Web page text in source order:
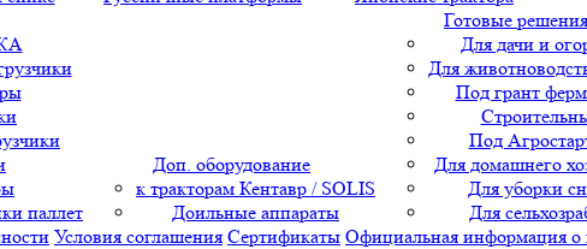
паллет
Доп. оборудование
к тракторам Кентавр / SOLIS
Доильные аппараты
Готовые решения
Для дачи и
Для
Под грант
Под
Для домашнего
Для уборки
Для
Условия соглашения Сертификаты Официальная информация о